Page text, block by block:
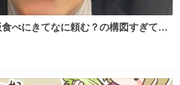
食べにきてなに頼む？の構図すぎて…